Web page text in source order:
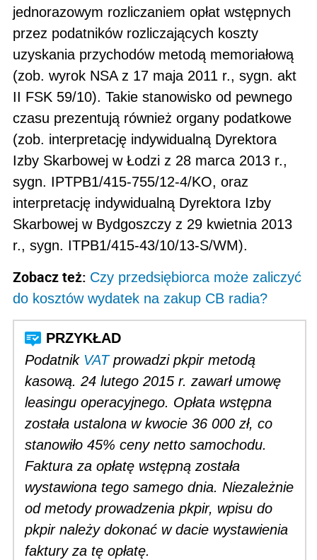
jednorazowym rozliczaniem opłat wstępnych
przez podatników rozliczających koszty
uzyskania przy­chodów metodą memoriałową
(zob. wyrok NSA z 17 maja 2011 r., sygn. akt
II FSK 59/10). Takie stanowisko od pewnego
czasu prezentują również organy podatkowe
(zob. interpretację indywidualną Dyrektora
Izby Skarbo­wej w Łodzi z 28 marca 2013 r.,
sygn. IPTPB1/415-755/12-4/KO, oraz
interpretację indywidualną Dyrektora Izby
Skarbowej w Bydgoszczy z 29 kwietnia 2013
r., sygn. ITPB1/415-43/10/13-S/WM).
Zobacz też: Czy przedsiębiorca może zaliczyć
do kosztów wydatek na zakup CB radia?
Podatnik VATprowadzi pkpir metodą
kasową. 24 lutego 2015 r. zawarł umowę
leasingu operacyjnego. Opłata wstępna
została ustalona w kwocie 36 000 zł, co
stanowiło 45% ceny netto samochodu.
Faktura za opłatę wstępną została
wystawiona tego samego dnia. Niezależnie
od metody prowadzenia pkpir, wpisu do
pkpir należy dokonać w dacie wystawienia
faktury za tę opłatę.